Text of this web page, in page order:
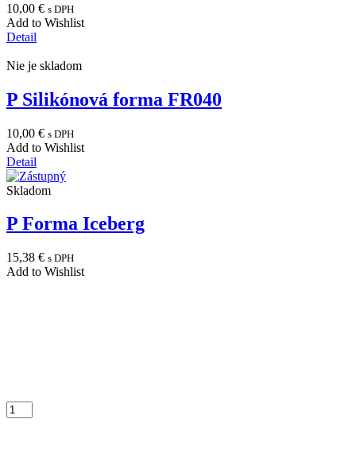
10,00 € s DPH
Add to Wishlist
Detail
Nie je skladom
P Silikónová forma FR040
10,00 € s DPH
Add to Wishlist
Detail
Skladom
P Forma Iceberg
15,38 € s DPH
Add to Wishlist